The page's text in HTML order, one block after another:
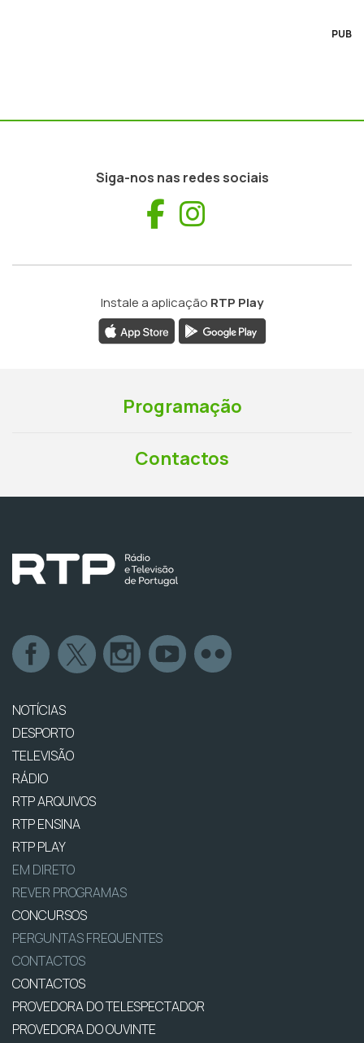
PUB
Siga-nos nas redes sociais
Facebook
Instale a aplicação RTP Play
Programação
Contactos
NOTÍCIAS
DESPORTO
TELEVISÃO
RÁDIO
RTP ARQUIVOS
RTP ENSINA
RTP PLAY
EM DIRETO
REVER PROGRAMAS
CONCURSOS
PERGUNTAS FREQUENTES
CONTACTOS
CONTACTOS
PROVEDORA DO TELESPECTADOR
PROVEDORA DO OUVINTE